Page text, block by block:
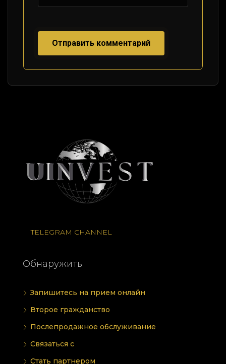
TELEGRAM CHANNEL
Обнаружить
Запишитесь на прием онлайн
Второе гражданство
Послепродажное обслуживание
Связаться с
Стать партнером